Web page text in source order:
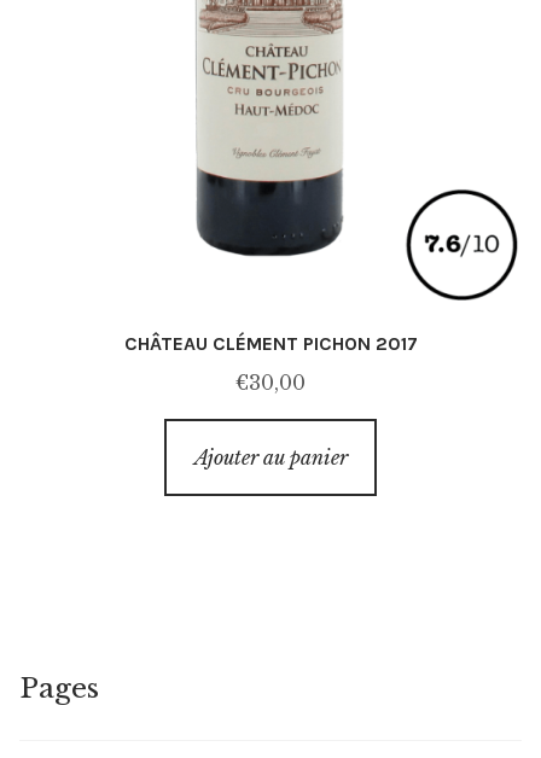
CHÂTEAU CLÉMENT PICHON 2017
€30,00
Ajouter au panier
Pages